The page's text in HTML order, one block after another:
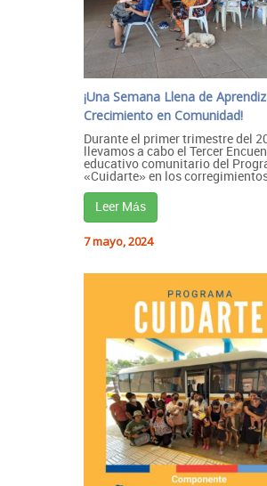
¡Una Semana Llena de
Crecimiento en Comunidad!
Durante el primer trimestre del
llevamos a cabo el Tercer
educativo comunitario del
«Cuidarte» en los
Leer Más
7 mayo, 2024